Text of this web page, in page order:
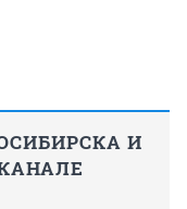
И